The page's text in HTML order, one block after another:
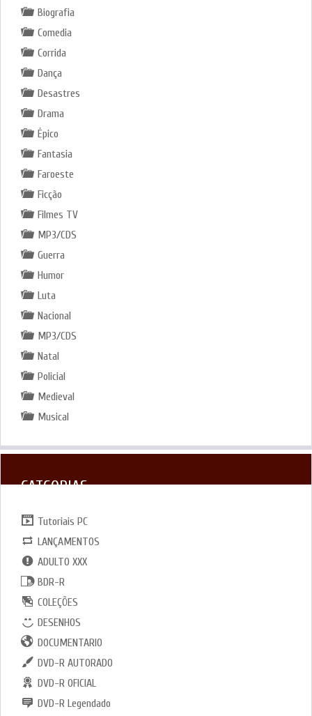
Biografia
Comedia
Corrida
Dança
Desastres
Drama
Épico
Fantasia
Faroeste
Ficção
Filmes TV
MP3/CDS
Guerra
Humor
Luta
Nacional
MP3/CDS
Natal
Policial
Medieval
Musical
CATGORIAS
Tutoriais PC
LANÇAMENTOS
ADULTO XXX
BDR-R
COLEÇÕES
DESENHOS
DOCUMENTARIO
DVD-R AUTORADO
DVD-R OFICIAL
DVD-R Legendado